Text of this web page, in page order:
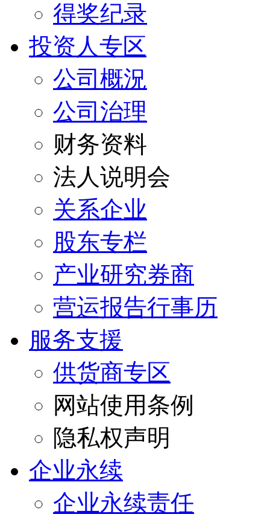
得奖纪录
投资人专区
公司概況
公司治理
财务资料
法人说明会
关系企业
股东专栏
产业研究券商
营运报告行事历
服务支援
供货商专区
网站使用条例
隐私权声明
企业永续
企业永续责任